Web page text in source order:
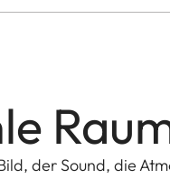
der Sound, die